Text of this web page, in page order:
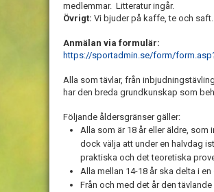
medlemmar. Litteratur ingår.
Övrigt: Vi bjuder på kaffe, te och
Anmälan via formulär:
https://sportadmin.se/form/
Alla som tävlar, från
har den breda grundkunskap som
Följande åldersgränser gäller:
Alla som är 18 år eller äldre, som
dock välja att under en halvdag
praktiska och det teoretiska
Alla mellan 14-18 år ska delta i
Från och med det år den